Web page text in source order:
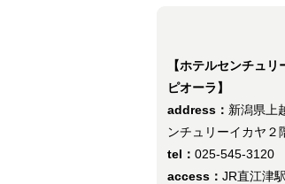
【ホテルセンチュ
ピオーラ】
address： 新潟県上
ンチュリーイカヤ２
tel： 025-545-3120
access： JR直江津